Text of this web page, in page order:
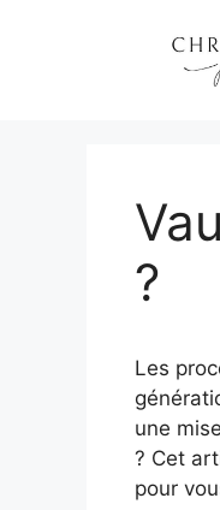
?
Les
une
? Cet
pour